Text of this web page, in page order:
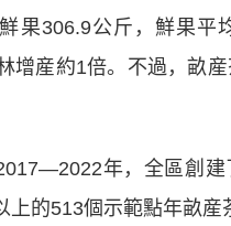
果306.9公斤，鮮果平
增産約1倍。不過，畝
年，全區創建
上的513個示範點年畝